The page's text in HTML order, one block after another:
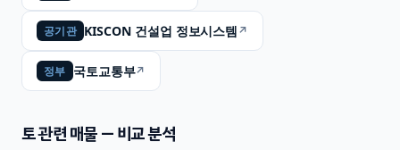
공기관 KISCON 건설업 정보시스템↗
정부 국토교통부↗
토관련 매물 — 비교 분석